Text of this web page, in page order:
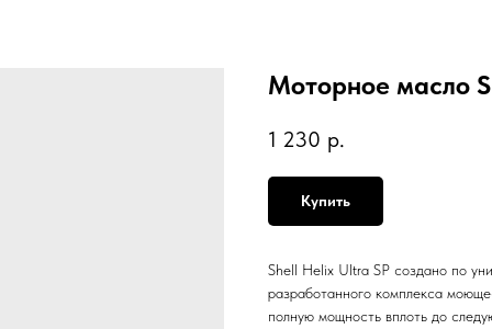
Моторное масло
1 230 р.
Купить
Shell Helix Ultra SP создано по
разработанного комплекса
полную мощность вплоть до